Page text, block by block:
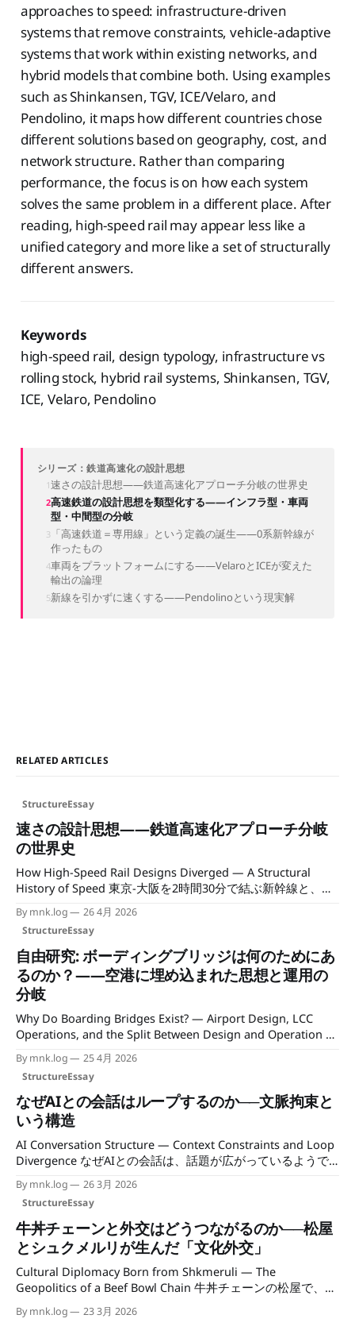
approaches to speed: infrastructure-driven
systems that remove constraints, vehicle-adaptive
systems that work within existing networks, and
hybrid models that combine both. Using examples
such as Shinkansen, TGV, ICE/Velaro, and
Pendolino, it maps how different countries chose
different solutions based on geography, cost, and
network structure. Rather than comparing
performance, the focus is on how each system
solves the same problem in a different place. After
reading, high-speed rail may appear less like a
unified category and more like a set of structurally
different answers.
Keywords
high-speed rail, design typology, infrastructure vs
rolling stock, hybrid rail systems, Shinkansen, TGV,
ICE, Velaro, Pendolino
シリーズ：鉄道高速化の設計思想
速さの設計思想——鉄道高速化アプローチ分岐の世界史
高速鉄道の設計思想を類型化する——インフラ型・車両
型・中間型の分岐
「高速鉄道＝専用線」という定義の誕生——0系新幹線が
作ったもの
車両をプラットフォームにする——VelaroとICEが変えた
輸出の論理
新線を引かずに速くする——Pendolinoという現実解
RELATED ARTICLES
StructureEssay
速さの設計思想——鉄道高速化アプローチ分岐
の世界史
How High-Speed Rail Designs Diverged — A Structural
History of Speed 東京-大阪を2時間30分で結ぶ新幹線と、パ
リ-リヨンを同じ速度で走るTGVは、どちらも「高速鉄道」と
呼ばれる。だが、この二つは根本的に違うものの上に成り立
っている。どちらも新しい線路を引いた。だが、その引き方
も、使い方も、前提もまったく違う。では、なぜこれだけ異
なる形に育ったのか。 この問いに答えるには、技術の比較
ではなく、思想の分岐を辿る必要がある。 なぜ鉄道は速さ
を求めたのか 鉄道が速さを追い求めるようになった背景に
は、三つの圧力がある。 一つは都市間移動の需要拡大だ。
20世紀に入り、主要都市間の人の往来は急増した。移動時間
の短縮は、そのまま経済的な競争力に直結した。 二つ目は
航空との競争である。1950〜60年代にかけて、民間航空は急
速に普及した。鉄道がこの波に対抗するには、速度を上げる
か、利便性で差別化するしかなかった。 三つ目は国家統合
という政治的要請だ。広大な国土を持つ国や、地方間の格差
を是正したい政府にとっ
By mnk.log
26 4月 2026
StructureEssay
自由研究: ボーディングブリッジは何のためにあ
るのか？——空港に埋め込まれた思想と運用の
分岐
Why Do Boarding Bridges Exist? — Airport Design, LCC
Operations, and the Split Between Design and Operation ボ
に見えるが、飛行機に乗るだけなら階段でも成立するはず
だ。それでも多くの空港がこの装置を採用しているのはなぜ
か。 そこには、空港をどう扱うかという前提が埋め込まれ
ている。 ボーディングブリッジとは何か ボーディングブリ
ッジは、ターミナルと機体を直接つなぐ可動式の通路だ。雨
風を遮断し、乗客の動線を固定し、セキュリティ管理をター
ミナルの延長として完結させる。[1] 機能を列挙するより、
本質的な役割を言い直したほうが早い。ボーディングブリッ
ジとは、外界を遮断し、移動を「連続した室内システム」と
して成立させる装置だ。 乗客は空港に入った瞬間から、外
に出ることなく機内に到達する。地面も、風も、気温も、そ
の動線の中に介在しない。 なぜ普及したのか ボーディング
ブリッジが普及した背景には、単一の
By mnk.log
25 4月 2026
StructureEssay
なぜAIとの会話はループするのか──文脈拘束と
いう構造
AI Conversation Structure — Context Constraints and Loop
Divergence なぜAIとの会話は、話題が広がっているようで
同じ場所を回り続けるのか。 その背景には、AIの文脈に拘束
されている探索と「会話ループ」という構造がある。 最近
は、ちょっとした疑問でもAIに聞くことが増えた。 やり方を
確認する。例を出してもらう。似た話を並べてみる。 AIは話
題を広げているように見える。 だが長く対話していると、
同じ場所を回っている感覚が出てくる。 これは気のせいで
はない。AI対話には明確な構造がある。 なぜAIは話題を広げ
ているように見えるのか AIは質問に対して、例を出す。比喩
を使う。関連テーマを持ち出す。別角度の説明を添える。
そのため、一見するとAIが自律的に会話を拡張しているよう
By mnk.log
26 3月 2026
StructureEssay
牛丼チェーンと外交はどうつながるのか──松屋
とシュクメルリが生んだ「文化外交」
Cultural Diplomacy Born from Shkmeruli — The
Geopolitics of a Beef Bowl Chain 牛丼チェーンの松屋で、な
チェーン×SNS×外交」が接続した新しい文化外交の構造があ
By mnk.log 23 3月 2026